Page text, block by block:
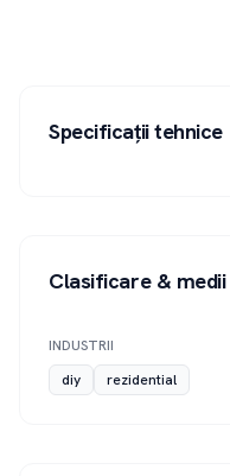
Specificații tehnice
Clasificare & medii
INDUSTRII
diy
rezidential